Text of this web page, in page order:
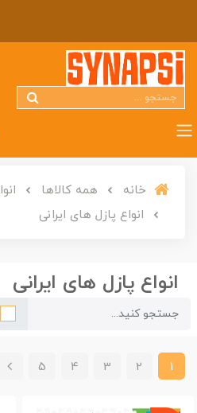
خانه همه کالاها
انواع پازل های ایرانی
انواع پازل های ایرانی
1
2
3
4
5